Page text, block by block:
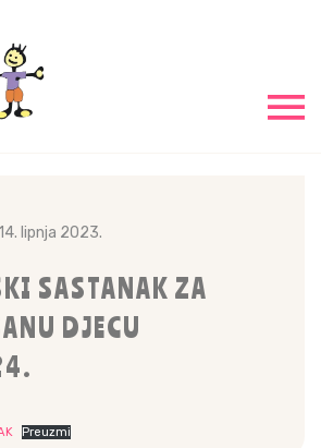
14. lipnja 2023.
SASTANAK ZA
DJECU
Preuzmi